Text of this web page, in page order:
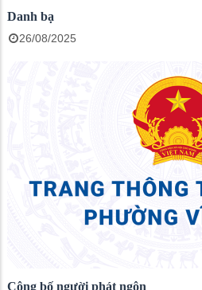
Danh bạ
26/08/2025
Công bố người phát ngôn